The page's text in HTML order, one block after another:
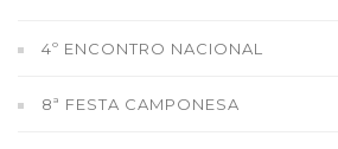
4º ENCONTRO NACIONAL
8ª FESTA CAMPONESA